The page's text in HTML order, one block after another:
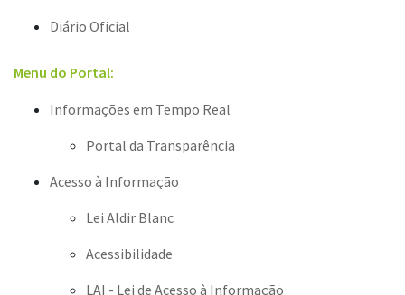
Diário Oficial
Menu do Portal:
Informações em Tempo Real
Portal da Transparência
Acesso à Informação
Lei Aldir Blanc
Acessibilidade
LAI - Lei de Acesso à Informação